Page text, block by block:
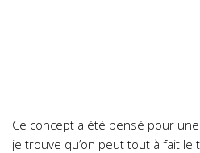
Ce concept a été pensé pour
je trouve qu’on peut tout à fait